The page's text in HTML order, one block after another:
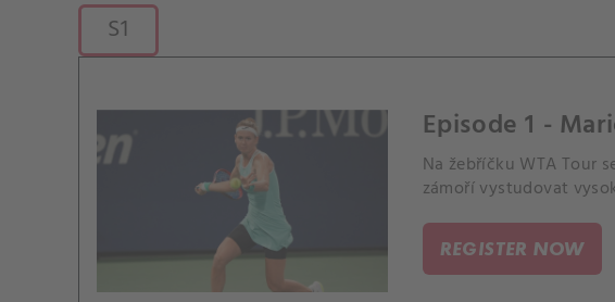
S1
Episode 1 -
Na žebříčku WTA Tour
zámoří vystudovat
REGISTER NOW